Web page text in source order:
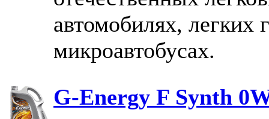
автомобилях, легких
микроавтобусах.
G-Energy F Synth